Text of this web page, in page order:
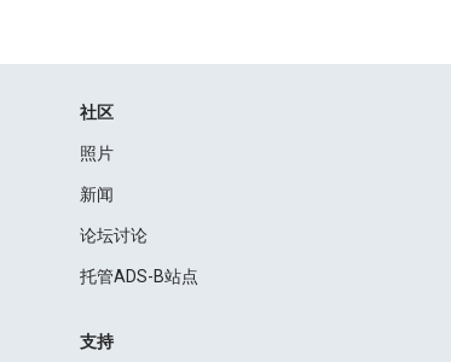
社区
照片
新闻
论坛讨论
托管ADS-B站点
支持